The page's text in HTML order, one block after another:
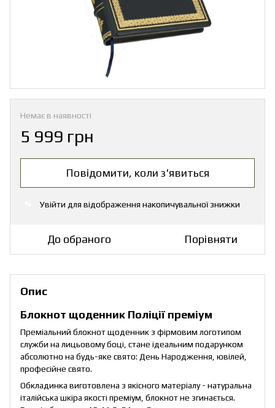
Немає в наявності
5 999 грн
Повідомити, коли з'явиться
Увійти для відображення накопичувальної знижки
До обраного Порівняти
Опис
Блокнот щоденник Поліції преміум
Преміальний блокнот щоденник з фірмовим логотипом
служби на лицьовому боці, стане ідеальним подарунком
абсолютно на будь-яке свято: День Народження, ювілей,
професійне свято.
Обкладинка виготовлена з якісного матеріалу - натуральна
італійська шкіра якості преміум, блокнот не згинається.